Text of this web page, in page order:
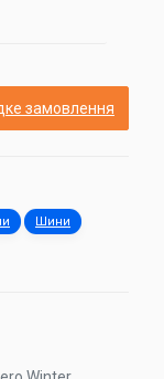
замовлення
Шини